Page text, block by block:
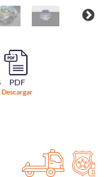
PDF
Descargar